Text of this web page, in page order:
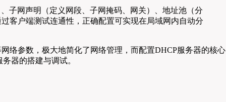
子网声明（定义网段、子网掩码、网关）、地址池（分
客户端测试连通性，正确配置可实现在局域网内自动分
络参数，极大地简化了网络管理，而配置DHCP服务器的核心
器的搭建与调试。